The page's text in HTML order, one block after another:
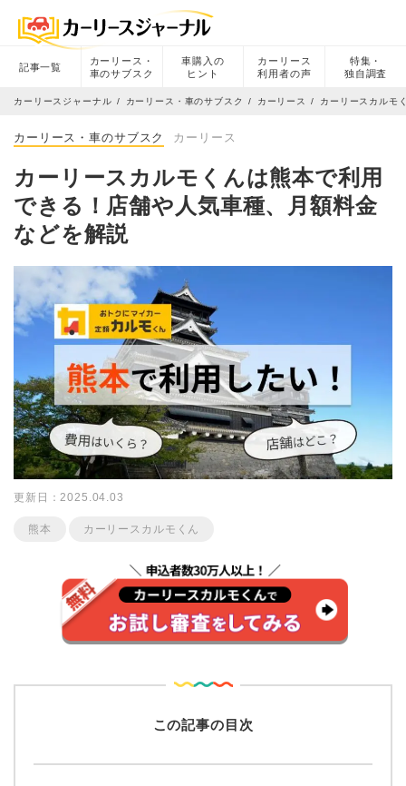
記事一覧
カーリース・
車のサブスク
車購入の
ヒント
カーリース
利用者の声
特集・
独自調査
カーリースジャーナル カーリース・車のサブスク カーリース カーリースカルモ
カーリース・車のサブスク カーリース
カーリースカルモくんは熊本で利用
できる！店舗や人気車種、月額料金
などを解説
更新日：2025.04.03
熊本 カーリースカルモくん
この記事の目次